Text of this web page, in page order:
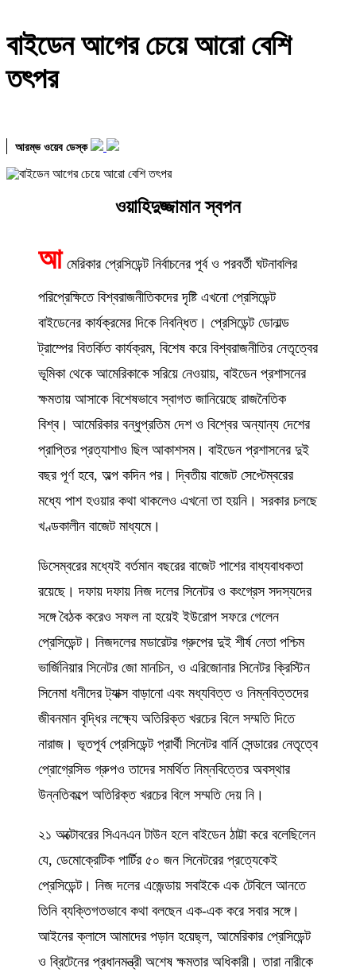
বাইডেন আগের চেয়ে আরো বেশি
তৎপর
আরম্ভ ওয়েব ডেস্ক
ওয়াহিদুজ্জামান স্বপন
আ মেরিকার প্রেসিডেন্ট নির্বাচনের পূর্ব ও পরবর্তী ঘটনাবলির
পরিপ্রেক্ষিতে বিশ্বরাজনীতিকদের দৃষ্টি এখনো প্রেসিডেন্ট
বাইডেনের কার্যক্রমের দিকে নিবন্ধিত। প্রেসিডেন্ট ডোনাল্ড
ট্রাম্পের বিতর্কিত কার্যক্রম, বিশেষ করে বিশ্বরাজনীতির নেতৃত্বের
ভূমিকা থেকে আমেরিকাকে সরিয়ে নেওয়ায়, বাইডেন প্রশাসনের
ক্ষমতায় আসাকে বিশেষভাবে স্বাগত জানিয়েছে রাজনৈতিক
বিশ্ব। আমেরিকার বন্ধুপ্রতিম দেশ ও বিশ্বের অন্যান্য দেশের
প্রাপ্তির প্রত্যাশাও ছিল আকাশসম। বাইডেন প্রশাসনের দুই
বছর পূর্ণ হবে, অল্প কদিন পর। দ্বিতীয় বাজেট সেপ্টেম্বরের
মধ্যে পাশ হওয়ার কথা থাকলেও এখনো তা হয়নি। সরকার চলছে
খণ্ডকালীন বাজেট মাধ্যমে।
ডিসেম্বরের মধ্যেই বর্তমান বছরের বাজেট পাশের বাধ্যবাধকতা
রয়েছে। দফায় দফায় নিজ দলের সিনেটর ও কংগ্রেস সদস্যদের
সঙ্গে বৈঠক করেও সফল না হয়েই ইউরোপ সফরে গেলেন
প্রেসিডেন্ট। নিজদলের মডারেটর গ্রুপের দুই শীর্ষ নেতা পশ্চিম
ভার্জিনিয়ার সিনেটর জো মানচিন, ও এরিজোনার সিনেটর ক্রিস্টিন
সিনেমা ধনীদের ট্যাক্স বাড়ানো এবং মধ্যবিত্ত ও নিম্নবিত্তদের
জীবনমান বৃদ্ধির লক্ষ্যে অতিরিক্ত খরচের বিলে সম্মতি দিতে
নারাজ। ভূতপূর্ব প্রেসিডেন্ট প্রার্থী সিনেটর বার্নি সেন্ডারের নেতৃত্বে
প্রোগ্রেসিভ গ্রুপও তাদের সমর্থিত নিম্নবিত্তের অবস্থার
উন্নতিকল্পে অতিরিক্ত খরচের বিলে সম্মতি দেয় নি।
২১ অক্টোবরের সিএনএন টাউন হলে বাইডেন ঠাট্টা করে বলেছিলেন
যে, ডেমোক্রেটিক পার্টির ৫০ জন সিনেটরের প্রত্যেকেই
প্রেসিডেন্ট। নিজ দলের এজেন্ডায় সবাইকে এক টেবিলে আনতে
তিনি ব্যক্তিগতভাবে কথা বলছেন এক-এক করে সবার সঙ্গে।
আইনের ক্লাসে আমাদের পড়ান হয়েছ্ল, আমেরিকার প্রেসিডেন্ট
ও ব্রিটেনের প্রধানমন্ত্রী অশেষ ক্ষমতার অধিকারী। তারা নারীকে